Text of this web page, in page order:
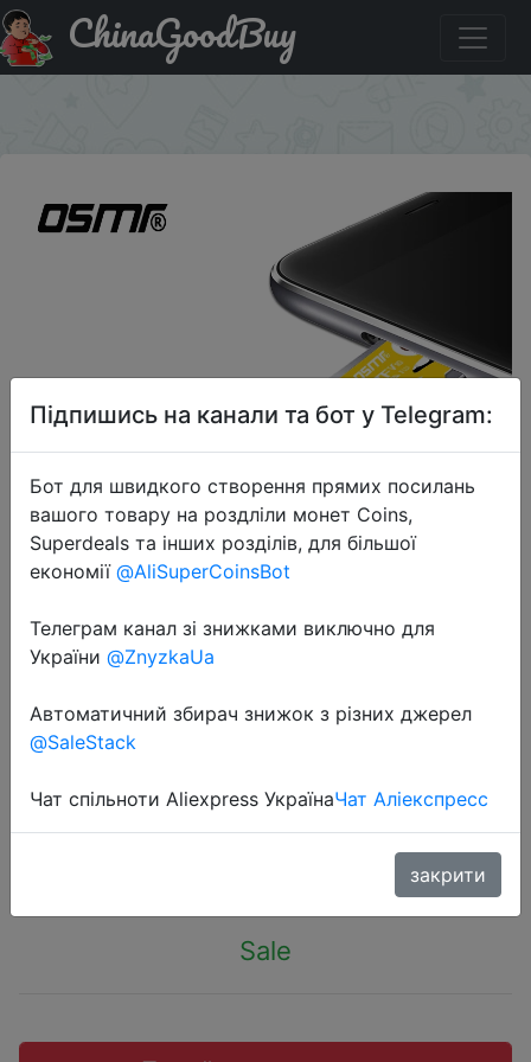
Придбати по акціи 128 GB TF (MicroSD) карта памяти
C10 высокоскоростная усовершенствованная версия
ChinaGoodBuy
2019-07-25
128 GB TF (MicroSD) карта памяти
C10 высокоскоростная
Sale
Підпишись на канали та бот у Telegram:
Бот для швидкого створення прямих посилань
вашого товару на роздліли монет Coins,
Superdeals та інших розділів, для більшої
економії @AliSuperCoinsBot
Телеграм канал зі знижками виключно для
України @ZnyzkaUa
Автоматичний збирач знижок з різних джерел
@SaleStack
Чат спільноти Aliexpress УкраїнаЧат Аліекспресс
закрити